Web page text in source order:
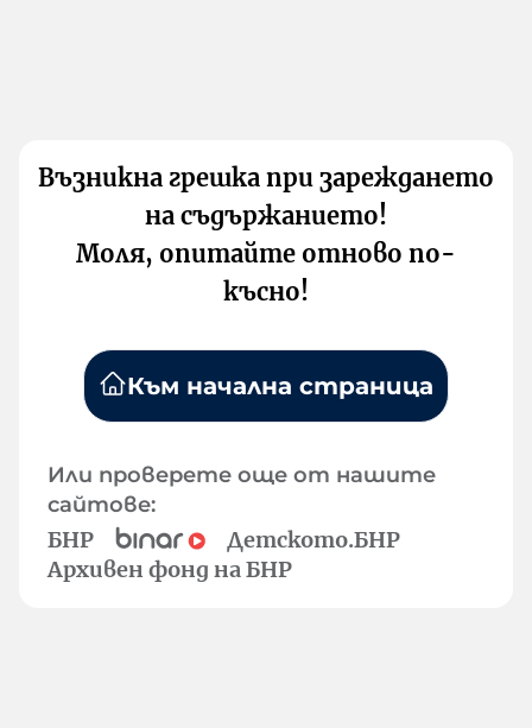
Възникна грешка при зареждането
на съдържанието!
Моля, опитайте отново по-
късно!
Към начална страница
Или проверете още от нашите
сайтове:
БНР
Детското.БНР
Архивен фонд на БНР